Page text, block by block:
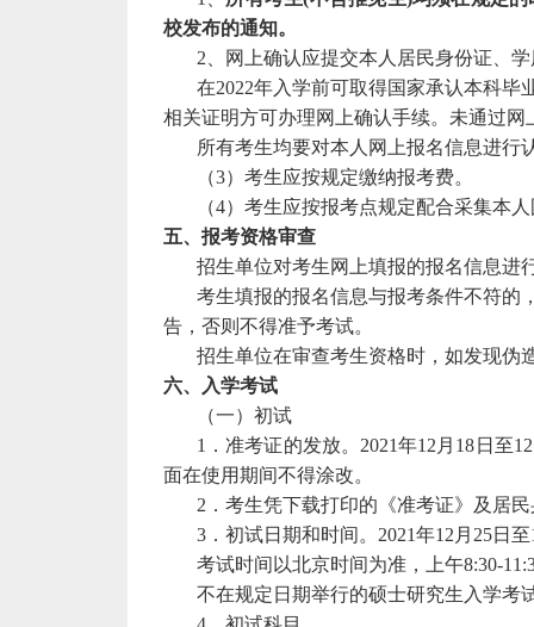
校发布的通知。
2、网上确认应提交本人居民身份证、学
在2022年入学前可取得国家承认本科毕
相关证明方可办理网上确认手续。未通过
所有考生均要对本人网上报名信息进行
（3）考生应按规定缴纳报考费。
（4）考生应按报考点规定配合采集本
五、报考资格审查
招生单位对考生网上填报的报名信息进
考生填报的报名信息与报考条件不符的
告，否则不得准予考试。
招生单位在审查考生资格时，如发现伪
六、入学考试
（一）初试
1．准考证的发放。2021年12月18 日至
面在使用期间不得涂改。
2．考生凭下载打印的《准考证》及居
3．初试日期和时间。2021年12月25日
考试时间以北京时间为准，上午8:30-
不在规定日期举行的硕士研究生入学考